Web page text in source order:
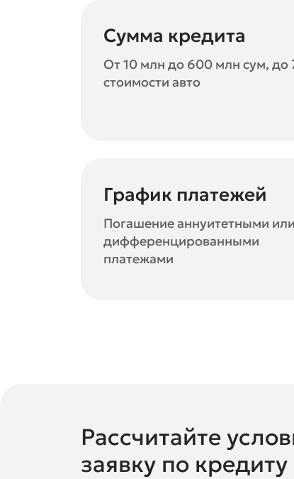
Сумма кредита
От 10 млн до 600 млн сум, до
стоимости авто
График платежей
Погашение аннуитетными или
дифференцированными
платежами
Рассчитайте
заявку по кредиту